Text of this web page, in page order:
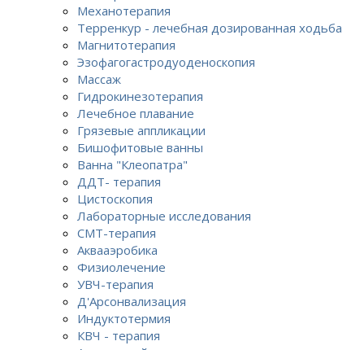
Механотерапия
Терренкур - лечебная дозированная ходьба
Магнитотерапия
Эзофагогастродуоденоскопия
Массаж
Гидрокинезотерапия
Лечебное плавание
Грязевые аппликации
Бишофитовые ванны
Ванна "Клеопатра"
ДДТ- терапия
Цистоскопия
Лабораторные исследования
СМТ-терапия
Аквааэробика
Физиолечение
УВЧ-терапия
Д'Арсонвализация
Индуктотермия
КВЧ - терапия